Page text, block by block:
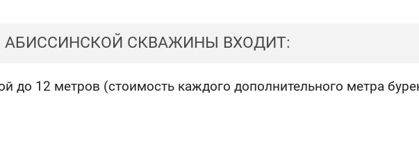
АБИССИНСКОЙ СКВАЖИНЫ ВХОДИТ:
до 12 метров (стоимость каждого дополнительного метра